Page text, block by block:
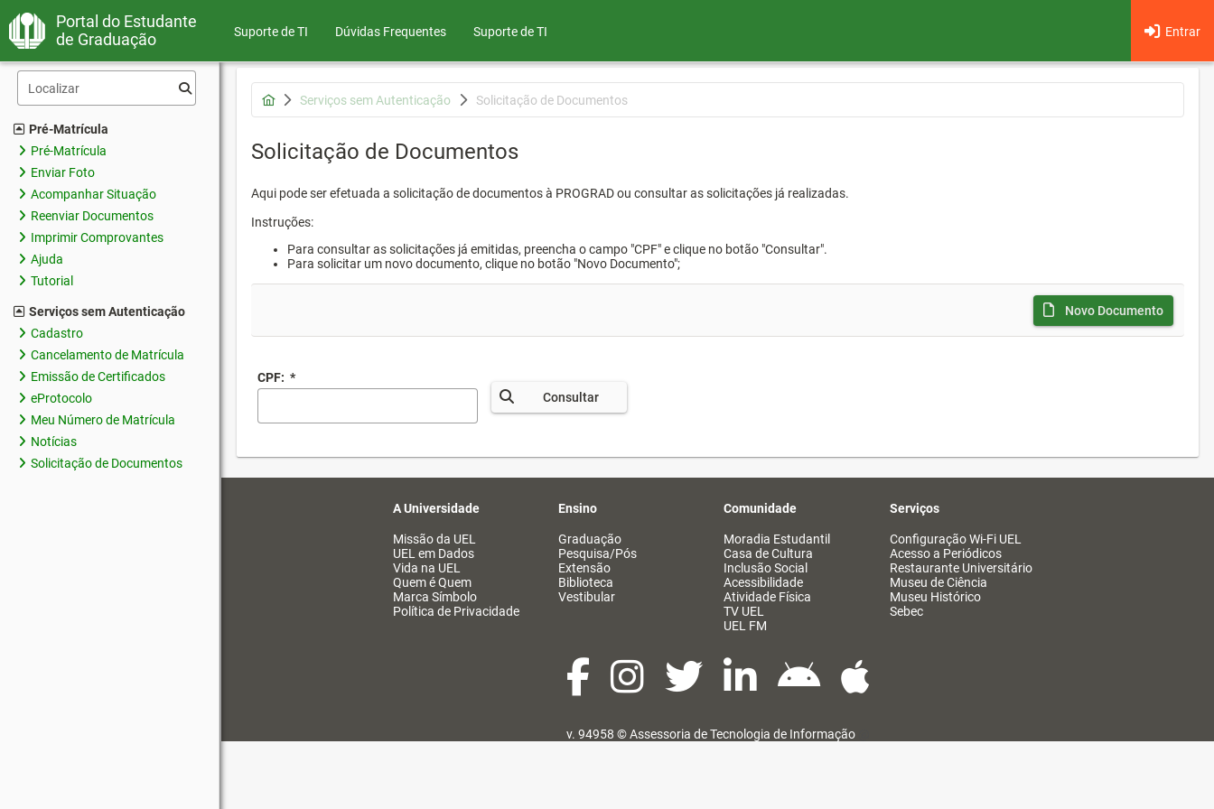
Portal do Estudante
de Graduação
Suporte de TI Dúvidas Frequentes Entrar
Suporte de TI
Pré-Matrícula
Pré-Matrícula
Enviar Foto
Acompanhar Situação
Reenviar Documentos
Imprimir Comprovantes
Ajuda
Tutorial
Serviços sem Autenticação
Cadastro
Cancelamento de Matrícula
Emissão de Certificados
eProtocolo
Meu Número de Matrícula
Notícias
Solicitação de Documentos
Serviços sem Autenticação Solicitação de Documentos
Solicitação de Documentos
Aqui pode ser efetuada a solicitação de documentos à PROGRAD ou consultar as solicitações já realizadas.
Instruções:
Para consultar as solicitações já emitidas, preencha o campo "CPF" e clique no botão "Consultar".
Para solicitar um novo documento, clique no botão "Novo Documento";
Novo Documento
CPF: *
Consultar
A Universidade
Missão da UEL
UEL em Dados
Vida na UEL
Quem é Quem
Marca Símbolo
Política de Privacidade
Ensino
Graduação
Pesquisa/Pós
Extensão
Biblioteca
Vestibular
Comunidade
Moradia Estudantil
Casa de Cultura
Inclusão Social
Acessibilidade
Atividade Física
TV UEL
UEL FM
Serviços
Configuração Wi-Fi UEL
Acesso a Periódicos
Restaurante Universitário
Museu de Ciência
Museu Histórico
Sebec
v. 94958 ©Assessoria de Tecnologia de Informação